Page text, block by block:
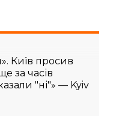
Київ просив
за часів
"ні"» — Kyiv